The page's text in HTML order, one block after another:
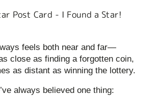
Post Card - I Found a Star!
feels both near and far—
close as finding a forgotten coin,
as distant as winning the lottery.
always believed one thing: